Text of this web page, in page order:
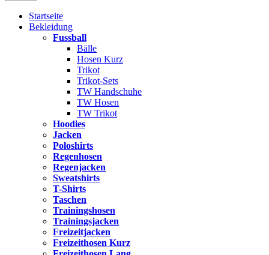
Startseite
Bekleidung
Fussball
Bälle
Hosen Kurz
Trikot
Trikot-Sets
TW Handschuhe
TW Hosen
TW Trikot
Hoodies
Jacken
Poloshirts
Regenhosen
Regenjacken
Sweatshirts
T-Shirts
Taschen
Trainingshosen
Trainingsjacken
Freizeitjacken
Freizeithosen Kurz